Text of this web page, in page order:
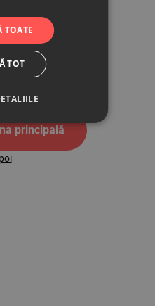
principală
TOATE
TOT